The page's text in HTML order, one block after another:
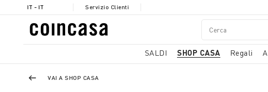
IT - IT Servizio Clienti
SALDI SHOP CASA Regali
VAI A SHOP CASA